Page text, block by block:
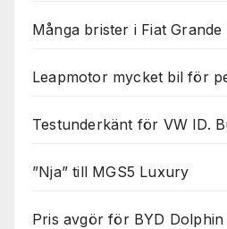
Många brister i Fiat Grande
Leapmotor mycket bil för
Testunderkänt för VW ID.
”Nja” till MGS5 Luxury
Pris avgör för BYD